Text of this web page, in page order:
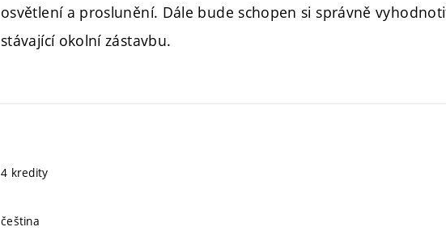
osvětlení a proslunění. Dále bude schopen si správně
stávající okolní zástavbu.
4 kredity
čeština